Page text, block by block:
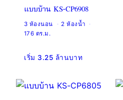
แบบบ้าน KS-CP6908
3 ห้องนอน
2 ห้องน้ำ
176 ตร.ม.
เริ่ม 3.25 ล้านบาท